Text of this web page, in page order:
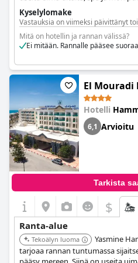
mikä takaa rentouttavan ja
Kyselylomake
Vastauksia on viimeksi päivittänyt
Mitä on hotellin ja rannan välissä?
Ei mitään. Rannalle pääsee
El
Hotelli
6,1 Arvioitu
Tarkista
$
Ranta-alue
Tekoälyn luoma
Yasmine
tarjoaa rannan tuntumassa